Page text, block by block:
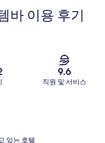
바 이용 후기
9.6
직원 및 서비스
있는 호텔